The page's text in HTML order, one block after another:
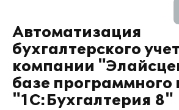
Автоматизация
бухгалтерского
компании
базе программного
"1С:Бухгалтерия 8"